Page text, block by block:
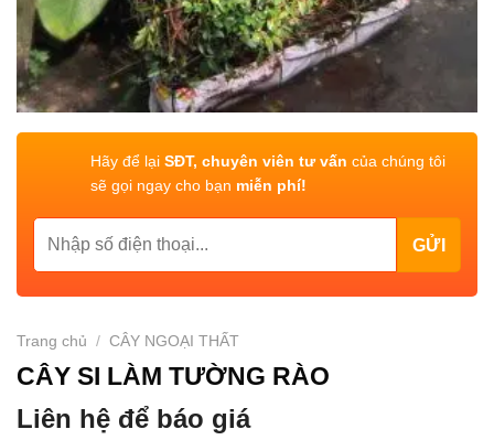
Hãy để lại SĐT, chuyên viên tư vấn của chúng tôi
sẽ gọi ngay cho bạn miễn phí!
Trang chủ / CÂY NGOẠI THẤT
CÂY SI LÀM TƯỜNG RÀO
Liên hệ để báo giá